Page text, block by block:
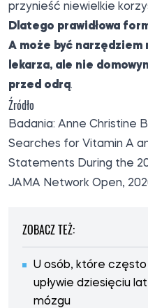
przynieść niewielkie
Dlatego prawidłowa
A może być narzędziem
lekarza, ale nie
przed odrą.
Źródło
Badania: Anne Christine
Searches for Vitamin A
Statements During the
JAMA Network Open,
ZOBACZ TEŻ:
U osób, które często
upływie dziesięciu
mózgu